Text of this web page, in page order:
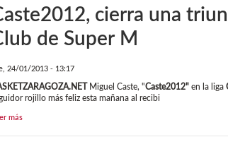
cierra una
de Super M
24/01/2013 - 13:17
Miguel Caste, "Caste2012"en la liga
rojillo más feliz esta mañana al recibi
más